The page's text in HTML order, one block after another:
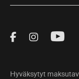
Visit Thule
Visit
Hyväksytyt